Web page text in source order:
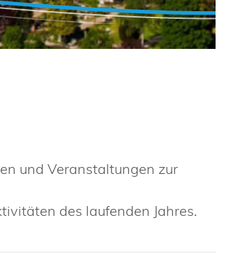
und Veranstaltungen zur
des laufenden Jahres.